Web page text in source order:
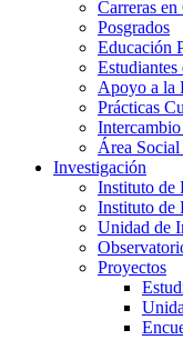
Carreras
Posgrados
Educación
Apoyo a la
Prácticas
Área
Investigación
Instituto de
Instituto de
Unidad de
Proyectos